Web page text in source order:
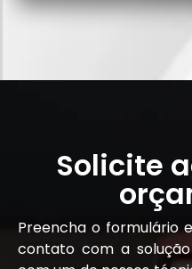
Solicite
Preencha o formulário
contato com a